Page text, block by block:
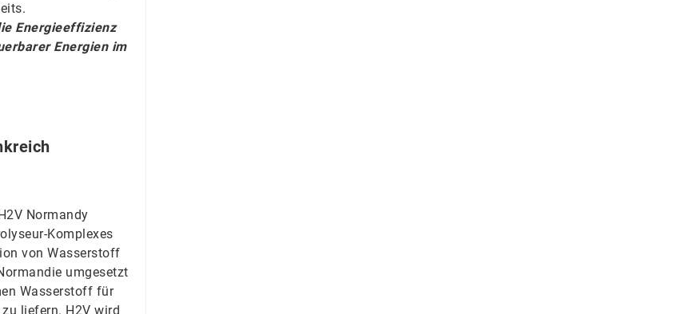
Energieeffizienz
Energien im
Normandy
Komplexes
von Wasserstoff
umgesetzt
Wasserstoff für
liefern. H2V wird